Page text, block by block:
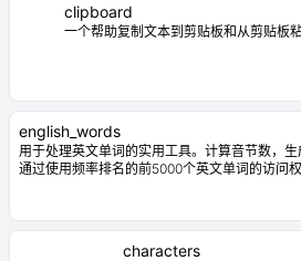
clipboard
一个帮助复制文本到剪贴板和从剪贴板
english_words
用于处理英文单词的实用工具。计算音节数，
通过使用频率排名的前5000个英文单词的访问权
characters